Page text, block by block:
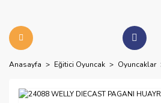
Anasayfa Eğitici Oyuncak Oyuncaklar